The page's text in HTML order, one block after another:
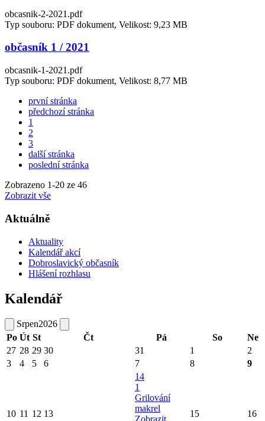
obcasnik-2-2021.pdf
Typ souboru: PDF dokument, Velikost: 9,23 MB
občasník 1 / 2021
obcasnik-1-2021.pdf
Typ souboru: PDF dokument, Velikost: 8,77 MB
první stránka
předchozí stránka
1
2
3
další stránka
poslední stránka
Zobrazeno 1-20 ze 46
Zobrazit vše
Aktuálně
Aktuality
Kalendář akcí
Dobroslavický občasník
Hlášení rozhlasu
Kalendář
Srpen2026
Po Út St Čt Pá So
Ne
27 28 29 30 31 1
2
3
4 5 6 7 8 9
10 11 12 13
14
1
Grilování
makrel
15 16